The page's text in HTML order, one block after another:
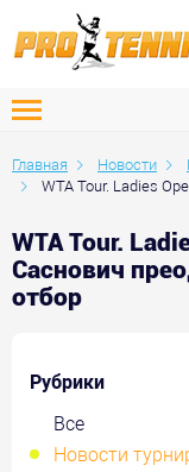
Главная Новости
WTA Tour. Ladies
WTA Tour.
Саснович
отбор
Рубрики
Все
Новости